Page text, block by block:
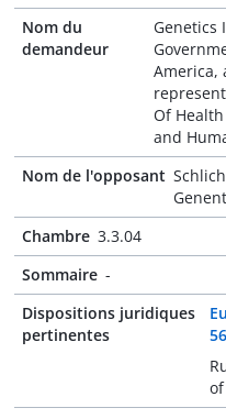
Nom du
demandeur
Genetics
America,
Of Health
and
Nom de l'opposant
Chambre 3.3.04
Sommaire -
Dispositions juridiques
pertinentes
56